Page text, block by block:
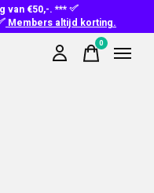
van €50,-. ***
Members altijd korting.
0items